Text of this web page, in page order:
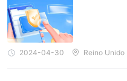
2024-04-30 Reino Unido